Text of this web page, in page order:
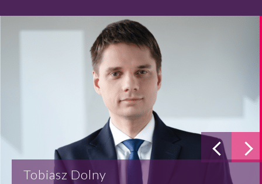
Tobiasz Dolny